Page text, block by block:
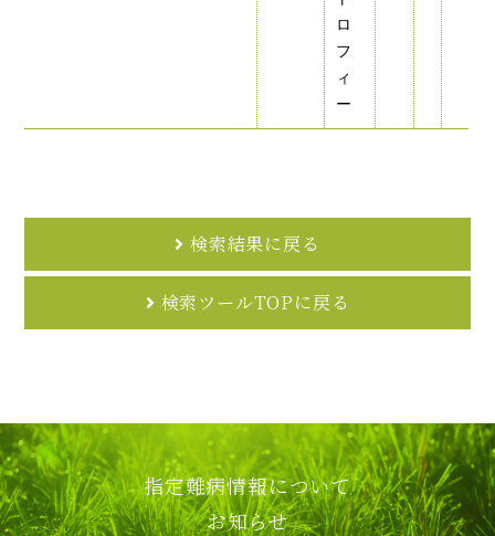
ロ
フ
ィ
ー
検索結果に戻る
検索ツールTOPに戻る
指定難病情報について
お知らせ